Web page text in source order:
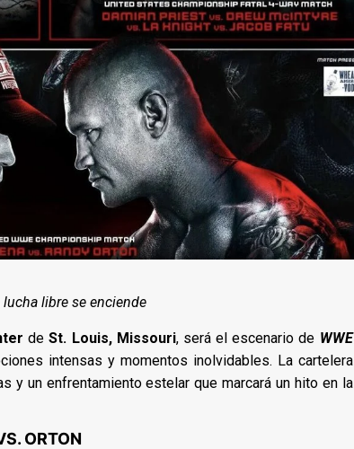
libre se enciende
deSt. Louis, Missouri, será el escenario de WWE
intensas y momentos inolvidables. La cartelera
y un enfrentamiento estelar que marcará un hito en la
ORTON